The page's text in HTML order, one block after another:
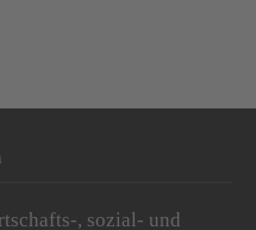
, sozial- und